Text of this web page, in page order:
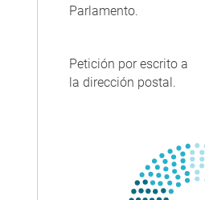
Parlamento.
Petición por escrito a
la dirección postal.